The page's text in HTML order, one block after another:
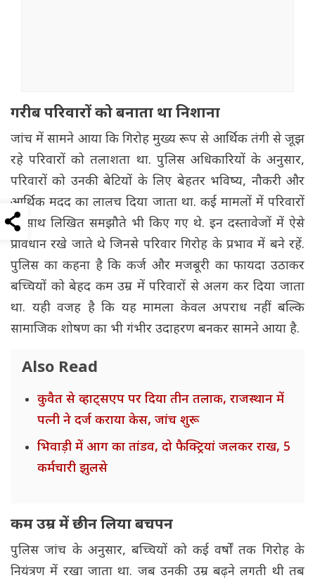
गरीब परिवारों को बनाता था निशाना
जांच में सामने आया कि गिरोह मुख्य रूप से आर्थिक तंगी से जूझ
रहे परिवारों को तलाशता था. पुलिस अधिकारियों के अनुसार,
परिवारों को उनकी बेटियों के लिए बेहतर भविष्य, नौकरी और
आर्थिक मदद का लालच दिया जाता था. कई मामलों में परिवारों
के साथ लिखित समझौते भी किए गए थे. इन दस्तावेजों में ऐसे
प्रावधान रखे जाते थे जिनसे परिवार गिरोह के प्रभाव में बने रहें.
पुलिस का कहना है कि कर्ज और मजबूरी का फायदा उठाकर
बच्चियों को बेहद कम उम्र में परिवारों से अलग कर दिया जाता
था. यही वजह है कि यह मामला केवल अपराध नहीं बल्कि
सामाजिक शोषण का भी गंभीर उदाहरण बनकर सामने आया है.
Also Read
कुवैत से व्हाट्सएप पर दिया तीन तलाक, राजस्थान में
पत्नी ने दर्ज कराया केस, जांच शुरू
भिवाड़ी में आग का तांडव, दो फैक्ट्रियां जलकर राख, 5
कर्मचारी झुलसे
कम उम्र में छीन लिया बचपन
पुलिस जांच के अनुसार, बच्चियों को कई वर्षों तक गिरोह के
नियंत्रण में रखा जाता था. जब उनकी उम्र बढ़ने लगती थी तब